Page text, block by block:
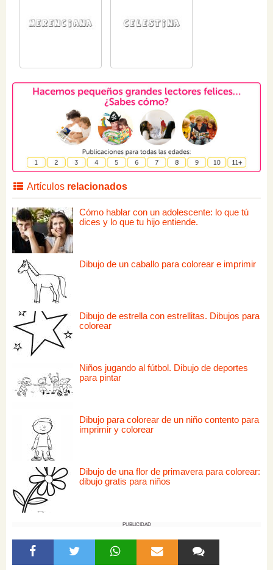
Artículos relacionados
Cómo hablar con un adolescente: lo que tú
dices y lo que tu hijo entiende.
Dibujo de un caballo para colorear e imprimir
Dibujo de estrella con estrellitas. Dibujos para
colorear
Niños jugando al fútbol. Dibujo de deportes
para pintar
Dibujo para colorear de un niño contento para
imprimir y colorear
Dibujo de una flor de primavera para colorear:
dibujo gratis para niños
PUBLICIDAD